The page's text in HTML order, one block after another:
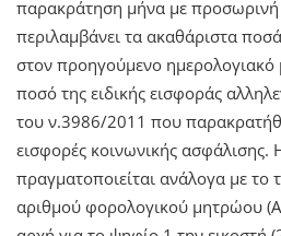
παρακράτηση μήνα με
περιλαμβάνει τα ακαθάριστα
στον προηγούμενο
ποσό της ειδικής εισφοράς
του ν.3986/2011 που
εισφορές κοινωνικής
πραγματοποιείται ανάλογα με το
αριθμού φορολογικού μητρώου